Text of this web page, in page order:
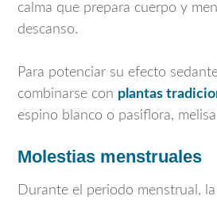
calma que prepara cuerpo y
descanso.
Para potenciar su efecto
combinarse con plantas
espino blanco o pasiflora, melisa
Molestias menstruales
Durante el periodo menstrual,